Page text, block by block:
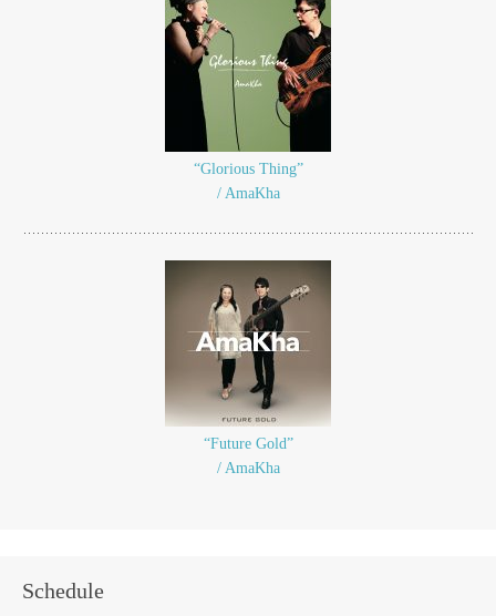
“Glorious Thing”
/ AmaKha
“Future Gold”
/ AmaKha
Schedule